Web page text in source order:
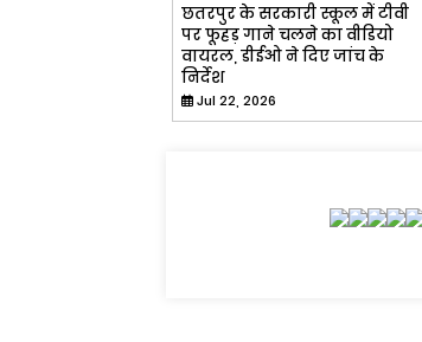
छतरपुर के सरकारी स्कूल में टीवी
पर फूहड़ गाने चलने का वीडियो
वायरल, डीईओ ने दिए जांच के
निर्देश
Jul 22, 2026